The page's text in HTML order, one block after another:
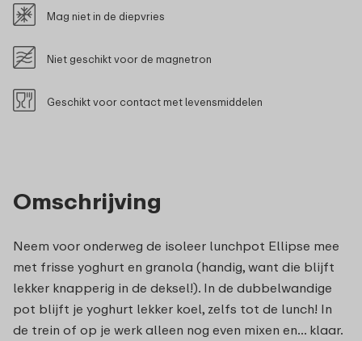
Omschrijving
Neem voor onderweg de isoleer lunchpot Ellipse mee
met frisse yoghurt en granola (handig, want die blijft
lekker knapperig in de deksel!). In de dubbelwandige
pot blijft je yoghurt lekker koel, zelfs tot de lunch! In
de trein of op je werk alleen nog even mixen en... klaar.
Mag niet in de diepvries
Niet geschikt voor de magnetron
Geschikt voor contact met levensmiddelen